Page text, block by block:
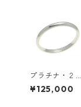
プラチナ・２ｍ
ｍ幅・甲丸リン
グ
¥125,000